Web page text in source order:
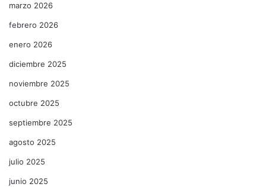
marzo 2026
febrero 2026
enero 2026
diciembre 2025
noviembre 2025
octubre 2025
septiembre 2025
agosto 2025
julio 2025
junio 2025